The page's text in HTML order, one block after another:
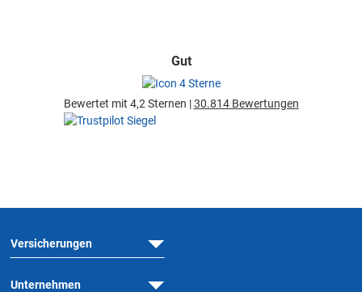
Gut
Bewertet mit 4,2 Sternen |30.814 Bewertungen
Versicherungen
Unternehmen